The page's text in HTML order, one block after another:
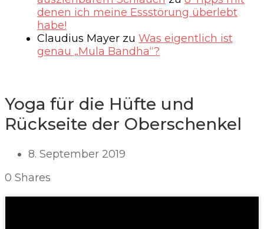
denen ich meine Essstörung überlebt
habe!
Claudius Mayer zu Was eigentlich ist
genau „Mula Bandha“?
Yoga für die Hüfte und
Rückseite der Oberschenkel
8. September 2019
0 Shares